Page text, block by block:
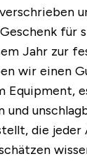
für
Jahr zur
wir einen
Equipment,
und
die jeder